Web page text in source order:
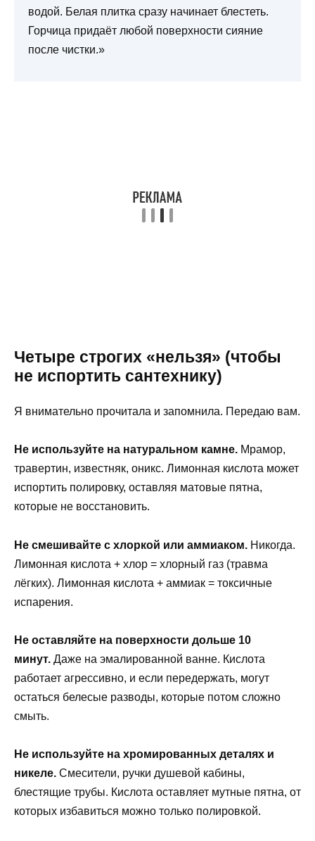
водой. Белая плитка сразу начинает блестеть.
Горчица придаёт любой поверхности сияние
после чистки.»
Четыре строгих «нельзя» (чтобы
не испортить сантехнику)
Я внимательно прочитала и запомнила. Передаю вам.
Не используйте на натуральном камне. Мрамор,
травертин, известняк, оникс. Лимонная кислота может
испортить полировку, оставляя матовые пятна,
которые не восстановить.
Не смешивайте с хлоркой или аммиаком. Никогда.
Лимонная кислота + хлор = хлорный газ (травма
лёгких). Лимонная кислота + аммиак = токсичные
испарения.
Не оставляйте на поверхности дольше 10
минут. Даже на эмалированной ванне. Кислота
работает агрессивно, и если передержать, могут
остаться белесые разводы, которые потом сложно
смыть.
Не используйте на хромированных деталях и
никеле. Смесители, ручки душевой кабины,
блестящие трубы. Кислота оставляет мутные пятна, от
которых избавиться можно только полировкой.